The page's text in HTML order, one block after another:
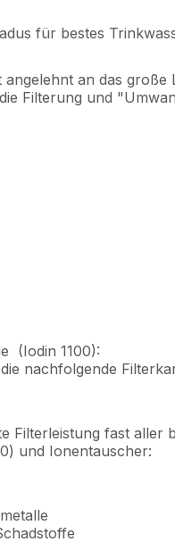
für bestes
an das
Filterung und
(Iodin 1100):
nachfolgende
Filterleistung fast
und Ionentauscher: